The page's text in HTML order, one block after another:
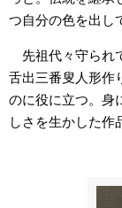
つ自分の色を出し
先祖代々守られ
舌出三番叟人形作
のに役に立つ。身
しさを生かした作